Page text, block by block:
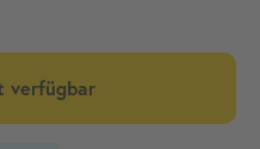
verfügbar